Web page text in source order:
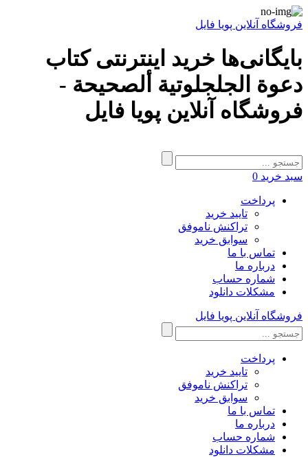
فروشگاه آنلاین پویا فایل
بایگانی‌ها خرید اینترنتی کتاب
دعوة الجلجلوتية ألصحيحة -
فروشگاه آنلاین پویا فایل
سبد خرید 0
پرداخت
تایید خرید
تراکنش ناموفق
سوابق خرید
تماس با ما
درباره ما
شماره حساب
مشکلات دانلود
فروشگاه آنلاین پویا فایل
پرداخت
تایید خرید
تراکنش ناموفق
سوابق خرید
تماس با ما
درباره ما
شماره حساب
مشکلات دانلود